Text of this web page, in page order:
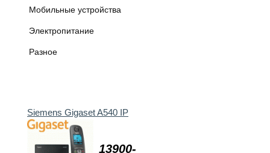
Мобильные устройства
Электропитание
Разное
13900-
Siemens Gigaset A540 IP